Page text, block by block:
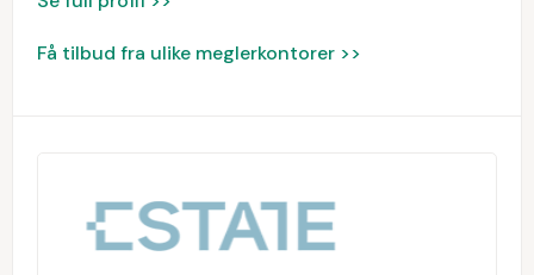
Få tilbud fra ulike meglerkontorer >>